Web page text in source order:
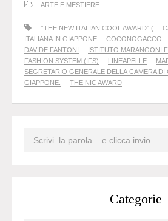
ARTE E MESTIERE
“THE NEW ITALIAN COOL AWARD” (
ITALIANA IN GIAPPONE
COCONOGACCO
DAVIDE FANTONI
ISTITUTO MARANGONI
FASHION SYSTEM (IFS)
LINEAPELLE
SEGRETARIO GENERALE DELLA CAMERA DI
GIAPPONE.
THE NIC AWARD
Categorie